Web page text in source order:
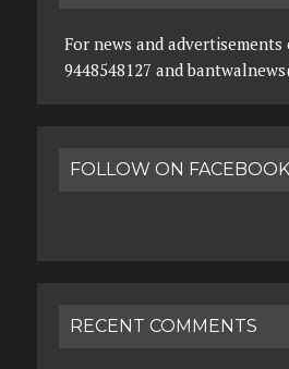
For news and
9448548127 and
FOLLOW ON FACEBOOK
RECENT COMMENTS